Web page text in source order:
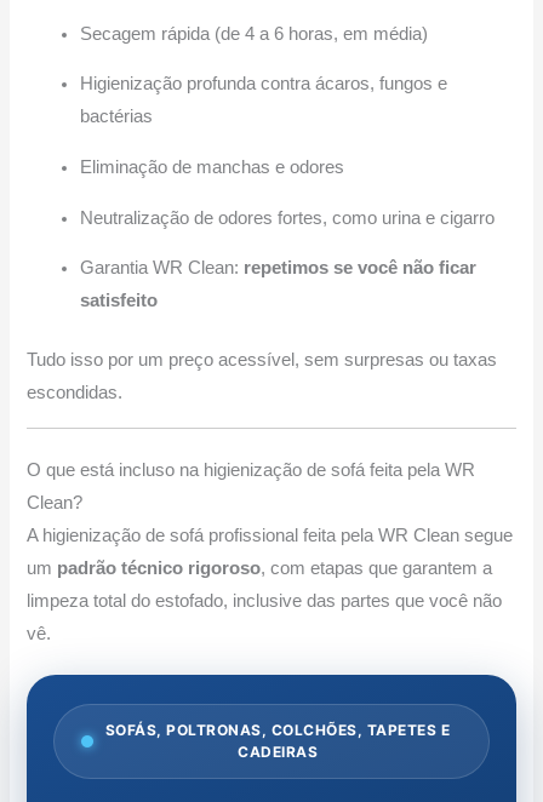
Secagem rápida (de 4 a 6 horas, em média)
Higienização profunda contra ácaros, fungos e
bactérias
Eliminação de manchas e odores
Neutralização de odores fortes, como urina e cigarro
Garantia WR Clean: repetimos se você não ficar
satisfeito
Tudo isso por um preço acessível, sem surpresas ou taxas
escondidas.
O que está incluso na higienização de sofá feita pela WR
Clean?
A higienização de sofá profissional feita pela WR Clean segue
um padrão técnico rigoroso, com etapas que garantem a
limpeza total do estofado, inclusive das partes que você não
vê.
SOFÁS, POLTRONAS, COLCHÕES, TAPETES E
CADEIRAS